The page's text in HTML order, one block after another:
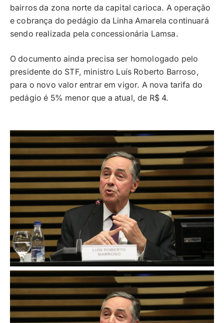
bairros da zona norte da capital carioca. A operação
e cobrança do pedágio da Linha Amarela continuará
sendo realizada pela concessionária Lamsa.
O documento ainda precisa ser homologado pelo
presidente do STF, ministro Luís Roberto Barroso,
para o novo valor entrar em vigor. A nova tarifa do
pedágio é 5% menor que a atual, de R$ 4.